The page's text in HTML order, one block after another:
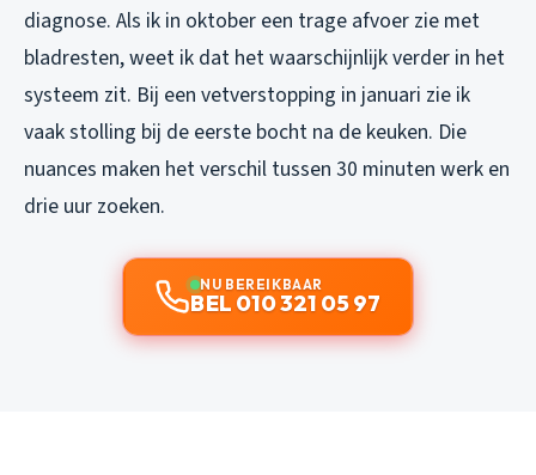
diagnose. Als ik in oktober een trage afvoer zie met
bladresten, weet ik dat het waarschijnlijk verder in het
systeem zit. Bij een vetverstopping in januari zie ik
vaak stolling bij de eerste bocht na de keuken. Die
nuances maken het verschil tussen 30 minuten werk en
drie uur zoeken.
NU BEREIKBAAR
BEL 010 321 05 97